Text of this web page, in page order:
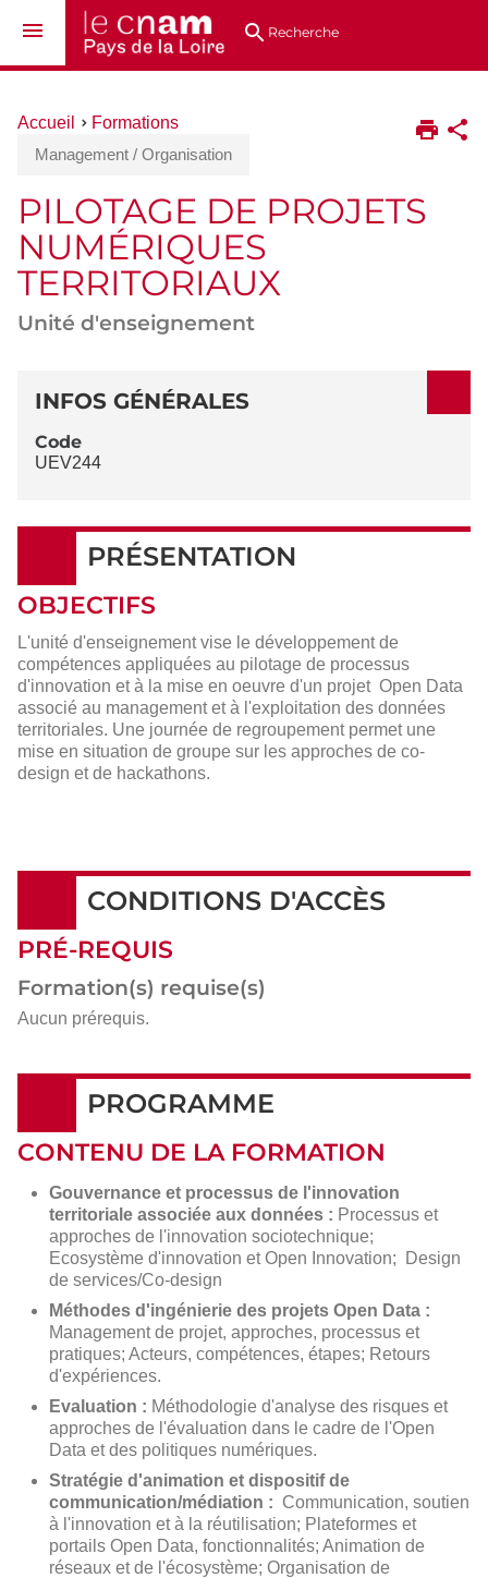
au
directsRecherche
Vous
ici :
Accueil
Formations
Management / Organisation
PILOTAGE DE PROJETS
NUMÉRIQUES
TERRITORIAUX
Unité d'enseignement
DÉTAILS
INFOS GÉNÉRALES
Code
UEV244
PRÉSENTATION
OBJECTIFS
L'unité d'enseignement vise le développement de
compétences appliquées au pilotage de processus
d'innovation et à la mise en oeuvre d'un projet Open Data
associé au management et à l'exploitation des données
territoriales. Une journée de regroupement permet une
mise en situation de groupe sur les approches de co-
design et de hackathons.
CONDITIONS D'ACCÈS
PRÉ-REQUIS
Formation(s) requise(s)
Aucun prérequis.
PROGRAMME
CONTENU DE LA FORMATION
Gouvernance et processus de l'innovation
territoriale associée aux données : Processus et
approches de l'innovation sociotechnique;
Ecosystème d'innovation et Open Innovation; Design
de services/Co-design
Méthodes d'ingénierie des projets Open Data :
Management de projet, approches, processus et
pratiques; Acteurs, compétences, étapes; Retours
d'expériences.
Evaluation : Méthodologie d'analyse des risques et
approches de l'évaluation dans le cadre de l'Open
Data et des politiques numériques.
Stratégie d'animation et dispositif de
communication/médiation : Communication, soutien
à l'innovation et à la réutilisation; Plateformes et
portails Open Data, fonctionnalités; Animation de
réseaux et de l'écosystème; Organisation de